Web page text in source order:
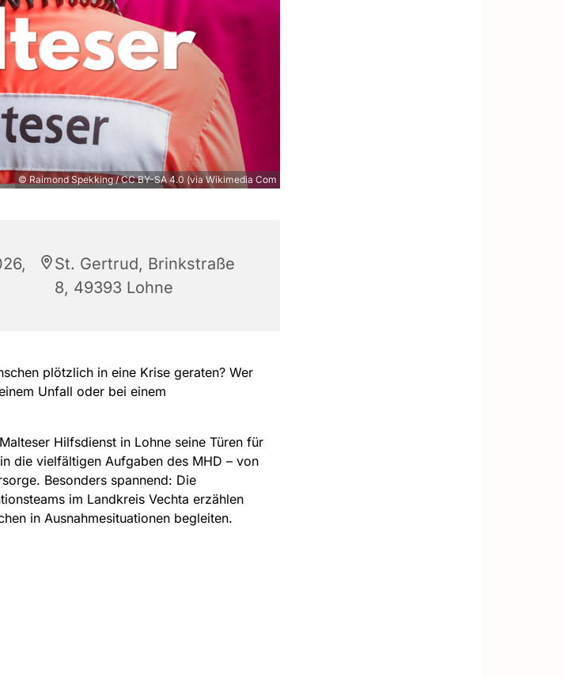
© Raimond Spekking / CC BY-SA 4.0 (via Wikimedia Com
St. Gertrud, Brinkstraße
8, 49393 Lohne
plötzlich in eine Krise geraten? Wer
Unfall oder bei einem
Hilfsdienst in Lohne seine Türen für
die vielfältigen Aufgaben des MHD – von
Besonders spannend: Die
im Landkreis Vechta erzählen
in Ausnahmesituationen begleiten.